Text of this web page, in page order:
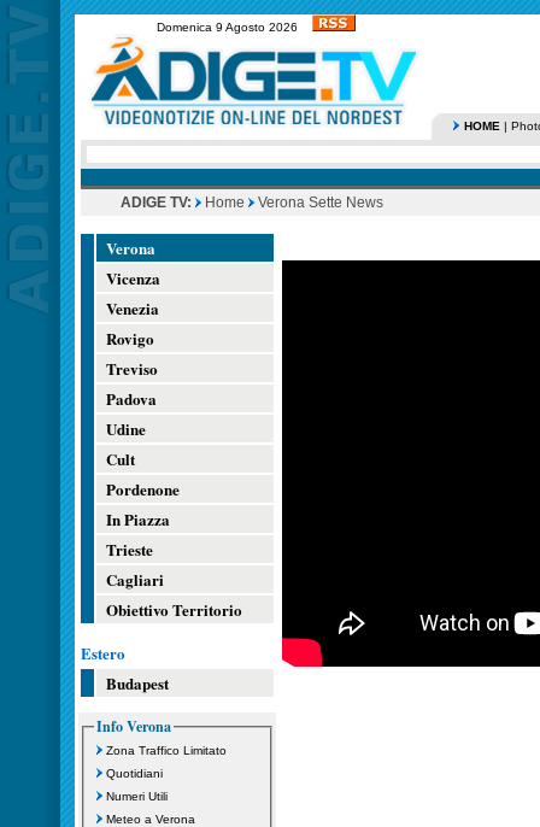
Domenica 9 Agosto 2026
HOME |
ADIGE TV: Home Verona Sette News
Verona
Vicenza
Venezia
Rovigo
Treviso
Padova
Udine
Cult
Pordenone
In Piazza
Trieste
Cagliari
Obiettivo Territorio
Estero
Budapest
Info Verona
Zona Traffico Limitato
Quotidiani
Numeri Utili
Meteo a Verona